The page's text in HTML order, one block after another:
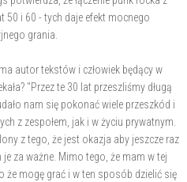
50 i 60 - tych daje efekt mocnego
grania.
autor tekstów i człowiek będący w
"Przez te 30 lat przeszliśmy długą
nam się pokonać wiele przeszkód i
z zespołem, jak i w życiu prywatnym.
z tego, że jest okazja aby jeszcze raz
za ważne. Mimo tego, że mam w tej
że mogę grać i w ten sposób dzielić się